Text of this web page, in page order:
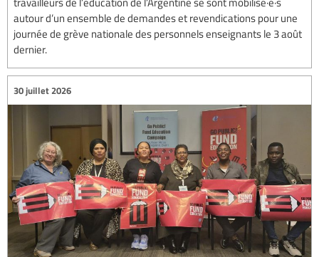
autour d’un ensemble de demandes et revendications pour une
journée de grève nationale des personnels enseignants le 3 août
dernier.
30 juillet 2026